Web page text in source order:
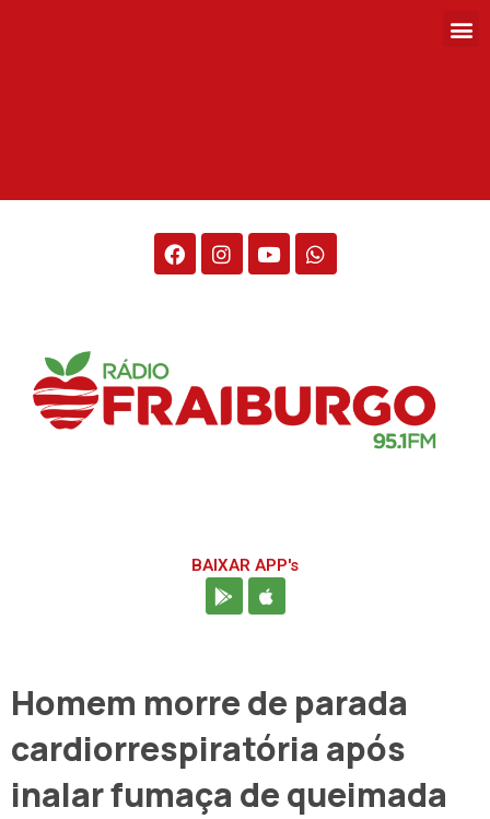
BAIXAR APP's
Homem morre de parada
cardiorrespiratória após
inalar fumaça de queimada